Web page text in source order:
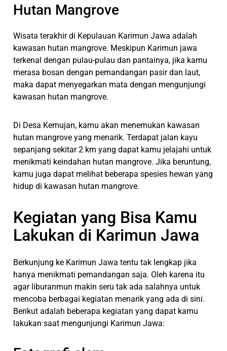
Hutan Mangrove
Wisata terakhir di Kepulauan Karimun Jawa adalah
kawasan hutan mangrove. Meskipun Karimun jawa
terkenal dengan pulau-pulau dan pantainya, jika kamu
merasa bosan dengan pemandangan pasir dan laut,
maka dapat menyegarkan mata dengan mengunjungi
kawasan hutan mangrove.
Di Desa Kemujan, kamu akan menemukan kawasan
hutan mangrove yang menarik. Terdapat jalan kayu
sepanjang sekitar 2 km yang dapat kamu jelajahi untuk
menikmati keindahan hutan mangrove. Jika beruntung,
kamu juga dapat melihat beberapa spesies hewan yang
hidup di kawasan hutan mangrove.
Kegiatan yang Bisa Kamu
Lakukan di Karimun Jawa
Berkunjung ke Karimun Jawa tentu tak lengkap jika
hanya menikmati pemandangan saja. Oleh karena itu
agar liburanmun makin seru tak ada salahnya untuk
mencoba berbagai kegiatan menarik yang ada di sini.
Berikut adalah beberapa kegiatan yang dapat kamu
lakukan saat mengunjungi Karimun Jawa: